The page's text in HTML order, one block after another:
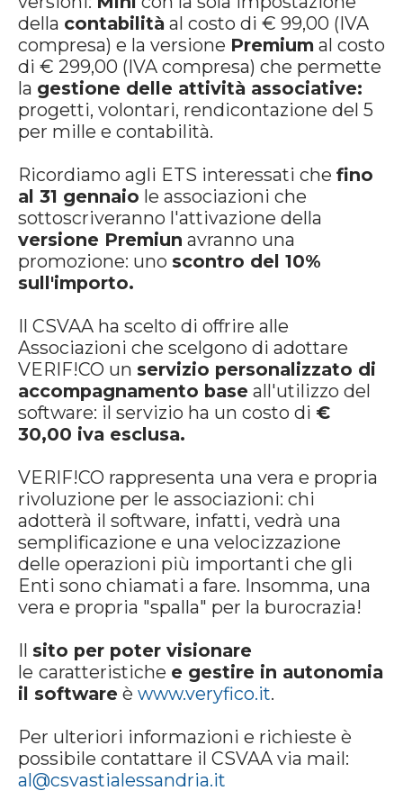
della contabilità al costo di € 99,00 (IVA
compresa) e la versione Premium al costo
di € 299,00 (IVA compresa) che permette
la gestione delle attività associative:
progetti, volontari, rendicontazione del 5
per mille e contabilità.
Ricordiamo agli ETS interessati che fino
al 31 gennaio le associazioni che
sottoscriveranno l'attivazione della
versione Premiun avranno una
promozione: uno scontro del 10%
sull'importo.
Il CSVAA ha scelto di offrire alle
Associazioni che scelgono di adottare
VERIF!CO un servizio personalizzato di
accompagnamento base all'utilizzo del
software: il servizio ha un costo di €
30,00 iva esclusa.
VERIF!CO rappresenta una vera e propria
rivoluzione per le associazioni: chi
adotterà il software, infatti, vedrà una
semplificazione e una velocizzazione
delle operazioni più importanti che gli
Enti sono chiamati a fare. Insomma, una
vera e propria "spalla" per la burocrazia!
Il sito per poter visionare
le caratteristiche e gestire in autonomia
il software è www.veryfico.it.
Per ulteriori informazioni e richieste è
possibile contattare il CSVAA via mail:
al@csvastialessandria.it